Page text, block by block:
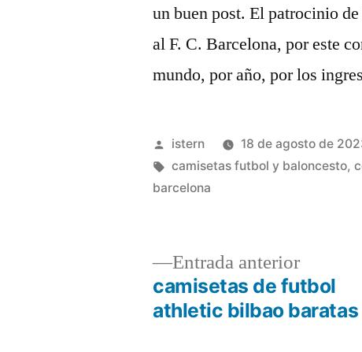
un buen post. El patrocinio
al F. C. Barcelona, por este
mundo, por año, por los
Publicado
por
istern 18 de agosto de
Etiquetas:
camisetas futbol y baloncesto,
barcelona
Navegación
Entrada anteriorEntrada
anterior:
camisetas de futbol
athletic bilbao baratas